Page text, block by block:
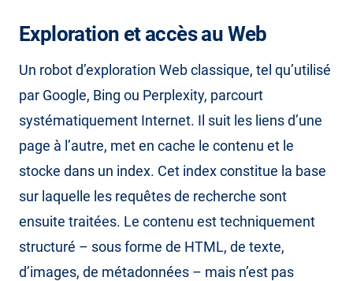
Exploration et accès au Web
Un robot d’exploration Web classique, tel qu’utilisé
par Google, Bing ou Perplexity, parcourt
systématiquement Internet. Il suit les liens d’une
page à l’autre, met en cache le contenu et le
stocke dans un index. Cet index constitue la base
sur laquelle les requêtes de recherche sont
ensuite traitées. Le contenu est techniquement
structuré – sous forme de HTML, de texte,
d’images, de métadonnées – mais n’est pas